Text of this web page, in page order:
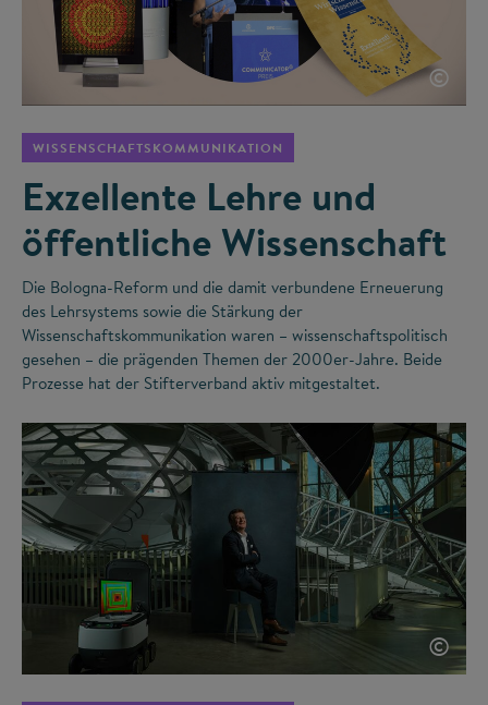
©
WISSENSCHAFTSKOMMUNIKATION
Exzellente Lehre und
öffentliche Wissenschaft
Die Bologna-Reform und die damit verbundene Erneuerung
des Lehrsystems sowie die Stärkung der
Wissenschaftskommunikation waren – wissenschaftspolitisch
gesehen – die prägenden Themen der 2000er-Jahre. Beide
Prozesse hat der Stifterverband aktiv mitgestaltet.
©